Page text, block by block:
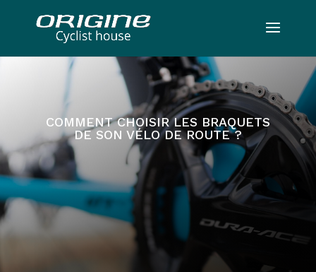
COMMENT CHOISIR LES BRAQUETS
DE SON VÉLO DE ROUTE ?